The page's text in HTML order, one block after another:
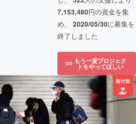
7,153,480円の資金を集
め、 2020/05/30に募集を
終了しました
もう一度プロジェク
トをやってほしい